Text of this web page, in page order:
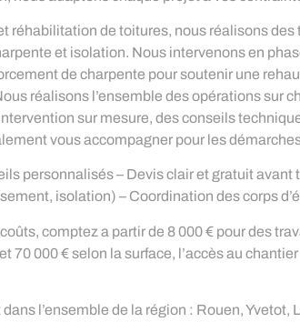
réhabilitation de toitures, nous réalisons
et isolation. Nous intervenons en
de charpente pour soutenir une
réalisons l’ensemble des opérations sur
sur mesure, des conseils
vous accompagner pour les
personnalisés – Devis clair et gratuit
isolation) – Coordination des corps
comptez a partir de 8 000 € pour des
70 000 € selon la surface, l’accès au
l’ensemble de la région : Rouen,